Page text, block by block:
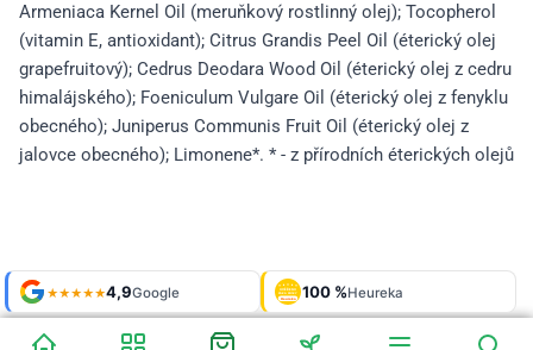
Armeniaca Kernel Oil (meruňkový rostlinný olej); Tocopherol
(vitamin E, antioxidant); Citrus Grandis Peel Oil (éterický olej
grapefruitový); Cedrus Deodara Wood Oil (éterický olej z cedru
himalájského); Foeniculum Vulgare Oil (éterický olej z fenyklu
obecného); Juniperus Communis Fruit Oil (éterický olej z
jalovce obecného); Limonene*. * - z přírodních éterických olejů
★★★★★4,9Google OVĚŘENO
ZÁKAZNÍKY
Heureka 100 %Heureka
Shop roku'24 + '25 Galerie925 fotek